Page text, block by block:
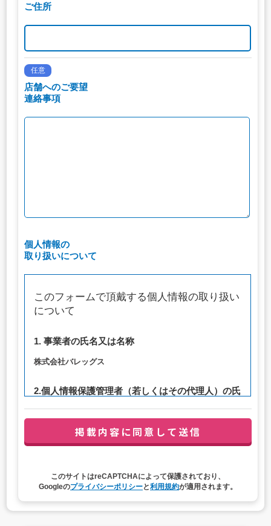
ご住所
任意
店舗へのご要望
連絡事項
個人情報の
取り扱いについて
このフォームで頂戴する個人情報の取り扱い
について
1. 事業者の氏名又は名称
株式会社バレッグス
2.個人情報保護管理者（若しくはその代理人）の氏
連絡先：privacy@balleggs.co.jp
（1）お問い合わせ対応（本人への連絡を含む）のため
このサイトはreCAPTCHAによって保護されており、
Googleのプライバシーポリシーと利用規約が適用されます。